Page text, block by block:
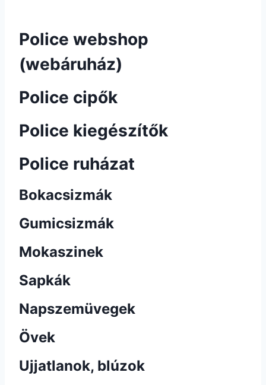
Police webshop
(webáruház)
Police cipők
Police kiegészítők
Police ruházat
Bokacsizmák
Gumicsizmák
Mokaszinek
Sapkák
Napszemüvegek
Övek
Ujjatlanok, blúzok